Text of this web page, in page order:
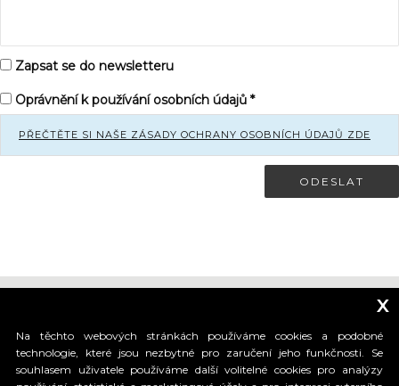
Zapsat se do newsletteru
Oprávnění k používání osobních údajů *
PŘEČTĚTE SI NAŠE ZÁSADY OCHRANY OSOBNÍCH ÚDAJŮ ZDE
ODESLAT
_____________________________
x
Na těchto webových stránkách používáme cookies a podobné
technologie, které jsou nezbytné pro zaručení jeho funkčnosti. Se
souhlasem uživatele používáme další volitelné cookies pro analýzy